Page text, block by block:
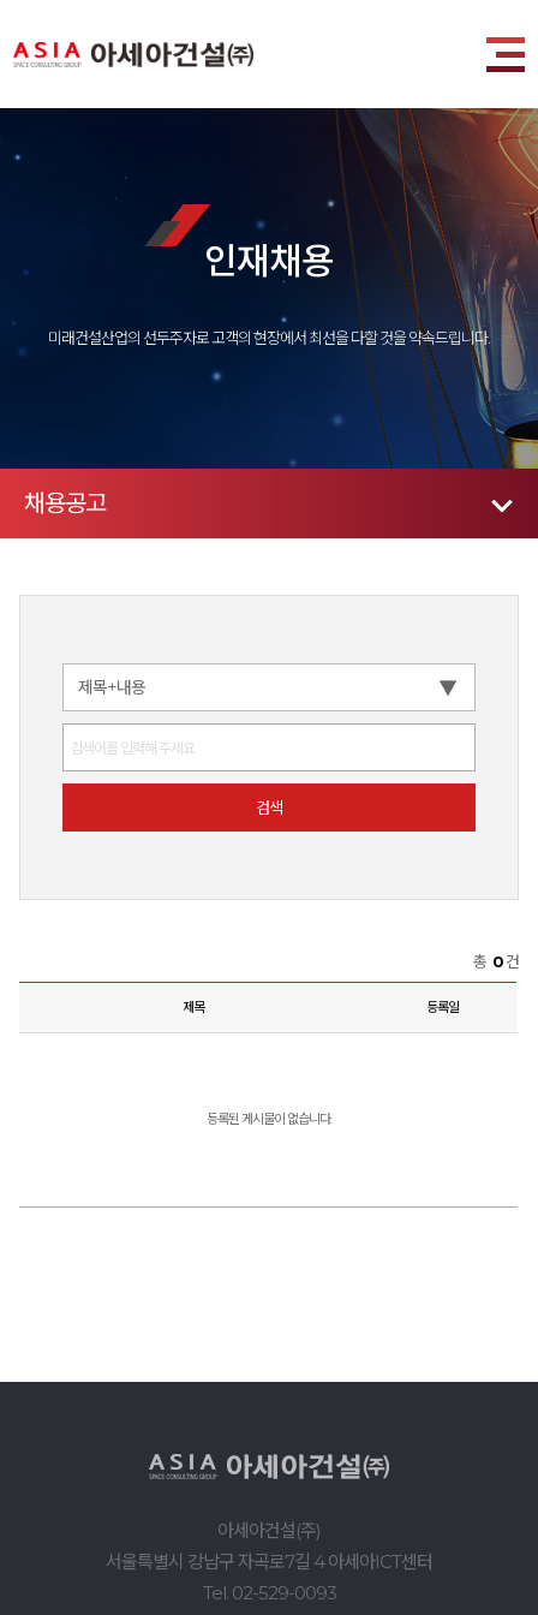
인재채용
미래건설산업의 선두주자로 고객의 현장에서 최선을 다할 것을 약속드립니다.
채용공고
총 0 건
제목 등록일
등록된 게시물이 없습니다.
아세아건설(주)
서울특별시 강남구 자곡로7길 4 아세아ICT센터
Tel. 02-529-0093